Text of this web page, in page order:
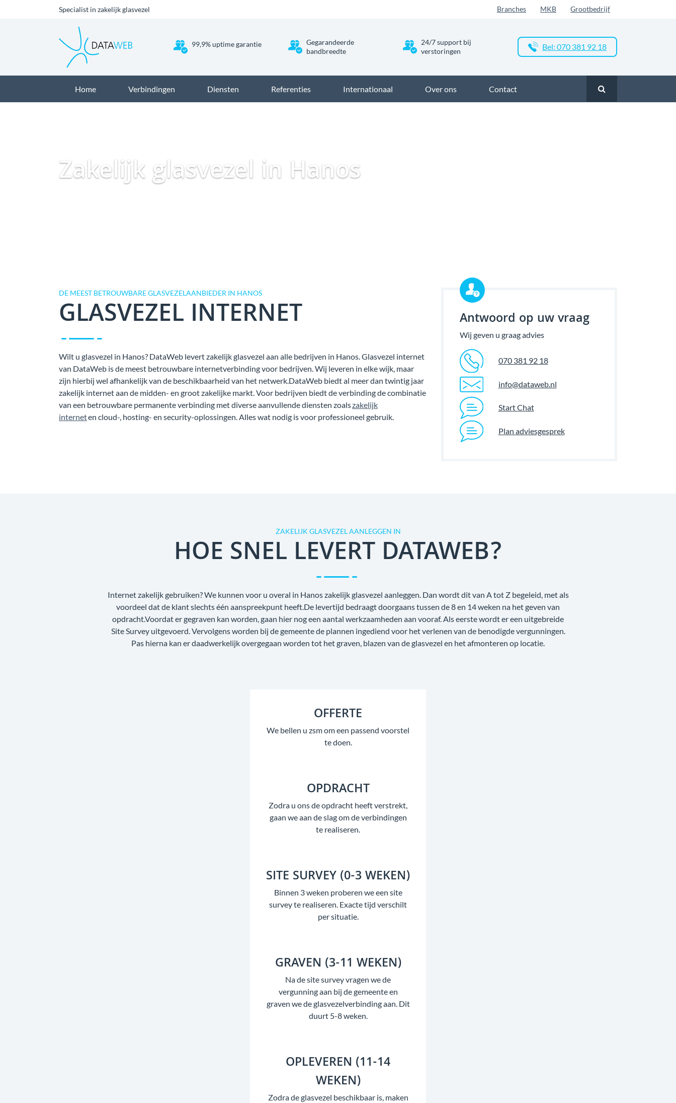
Specialist in zakelijk glasvezel Branches MKB Grootbedrijf
99,9% uptime garantie
Gegarandeerde
bandbreedte
24/7 support bij
verstoringen
Bel: 070 381 92 18
Home Verbindingen Diensten Referenties Internationaal Over ons Contact
Zakelijk glasvezel in Hanos
DE MEEST BETROUWBARE GLASVEZELAANBIEDER IN HANOS
GLASVEZEL INTERNET
Wilt u glasvezel in Hanos? DataWeb levert zakelijk glasvezel aan alle bedrijven in Hanos. Glasvezel internet
van DataWeb is de meest betrouwbare internetverbinding voor bedrijven. Wij leveren in elke wijk, maar
zijn hierbij wel afhankelijk van de beschikbaarheid van het netwerk.DataWeb biedt al meer dan twintig jaar
zakelijk internet aan de midden- en groot zakelijke markt. Voor bedrijven biedt de verbinding de combinatie
van een betrouwbare permanente verbinding met diverse aanvullende diensten zoalszakelijk
interneten cloud-, hosting- en security-oplossingen. Alles wat nodig is voor professioneel gebruik.
Antwoord op uw vraag
Wij geven u graag advies
070 381 92 18
info@dataweb.nl
Start Chat
Plan adviesgesprek
ZAKELIJK GLASVEZEL AANLEGGEN IN
HOE SNEL LEVERT DATAWEB?
Internet zakelijk gebruiken? We kunnen voor u overal in Hanos zakelijk glasvezel aanleggen. Dan wordt dit van A tot Z begeleid, met als
voordeel dat de klant slechts één aanspreekpunt heeft.De levertijd bedraagt doorgaans tussen de 8 en 14 weken na het geven van
opdracht.Voordat er gegraven kan worden, gaan hier nog een aantal werkzaamheden aan vooraf. Als eerste wordt er een uitgebreide
Site Survey uitgevoerd. Vervolgens worden bij de gemeente de plannen ingediend voor het verlenen van de benodigde vergunningen.
Pas hierna kan er daadwerkelijk overgegaan worden tot het graven, blazen van de glasvezel en het afmonteren op locatie.
OFFERTE
We bellen u zsm om een passend voorstel
te doen.
OPDRACHT
Zodra u ons de opdracht heeft verstrekt,
gaan we aan de slag om de verbindingen
te realiseren.
SITE SURVEY (0-3 WEKEN)
Binnen 3 weken proberen we een site
survey te realiseren. Exacte tijd verschilt
per situatie.
GRAVEN (3-11 WEKEN)
Na de site survey vragen we de
vergunning aan bij de gemeente en
graven we de glasvezelverbinding aan. Dit
duurt 5-8 weken.
OPLEVEREN (11-14
WEKEN)
Zodra de glasvezel beschikbaar is, maken